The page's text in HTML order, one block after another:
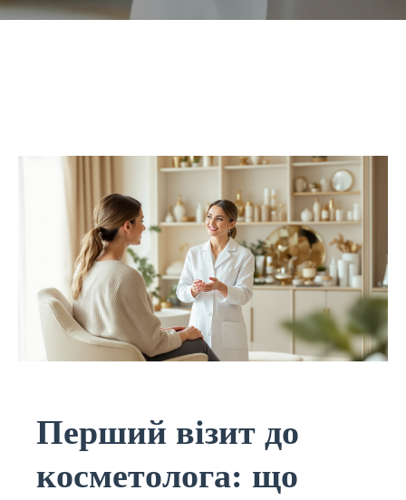
Перший візит до
косметолога: що